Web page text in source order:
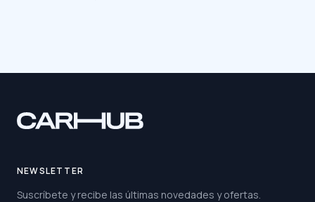
NEWSLETTER
Suscríbete y recibe las últimas novedades y ofertas.